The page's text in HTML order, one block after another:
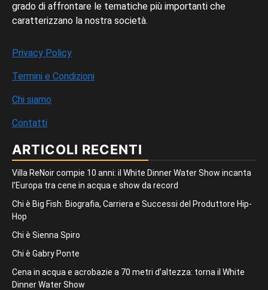
grado di affrontare le tematiche più importanti che
caratterizzano la nostra società.
Privacy Policy
Termini e Condizioni
Chi siamo
Contatti
ARTICOLI RECENTI
Villa ReNoir compie 10 anni: il White Dinner Water Show incanta
l’Europa tra cene in acqua e show da record
Chi è Big Fish: Biografia, Carriera e Successi del Produttore Hip-
Hop
Chi è Sienna Spiro
Chi è Gabry Ponte
Cena in acqua e acrobazie a 70 metri d’altezza: torna il White
Dinner Water Show